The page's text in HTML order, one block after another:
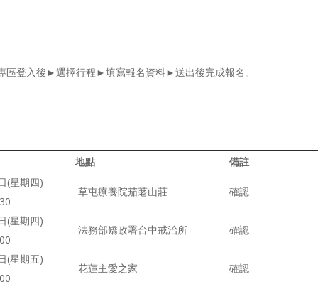
區登入後►選擇行程►填寫報名資料►送出後完成報名。
地點
備註
(星期四)
草屯療養院茄荖山莊 確認
(星期四)
法務部矯政署台中戒治所 確認
(星期五)
花蓮主愛之家 確認